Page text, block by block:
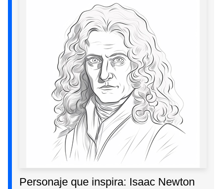
Personaje que inspira: Isaac Newton